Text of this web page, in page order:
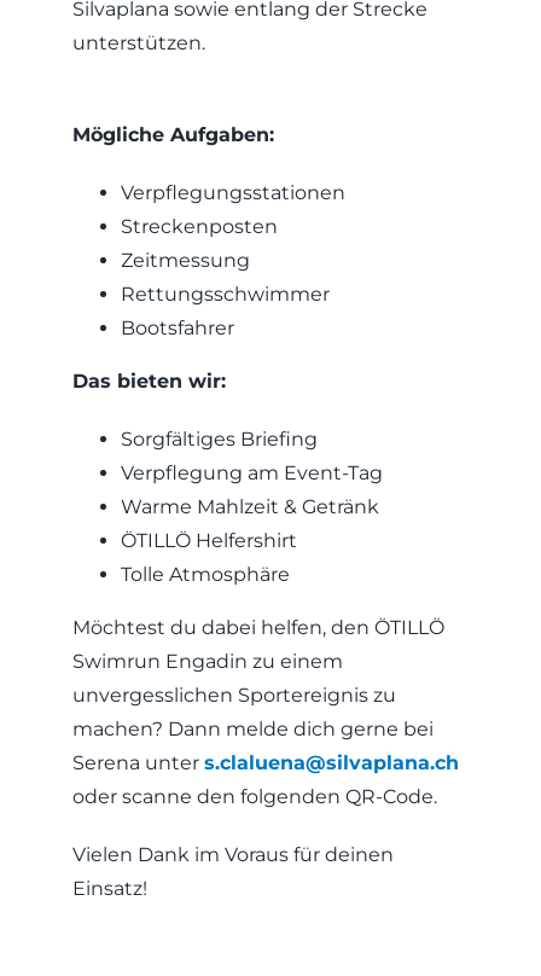
Silvaplana sowie entlang der Strecke
unterstützen.
Mögliche Aufgaben:
Verpflegungsstationen
Streckenposten
Zeitmessung
Rettungsschwimmer
Bootsfahrer
Das bieten wir:
Sorgfältiges Briefing
Verpflegung am Event-Tag
Warme Mahlzeit & Getränk
ÖTILLÖ Helfershirt
Tolle Atmosphäre
Möchtest du dabei helfen, den ÖTILLÖ
Swimrun Engadin zu einem
unvergesslichen Sportereignis zu
machen? Dann melde dich gerne bei
Serena unter s.claluena@silvaplana.ch
oder scanne den folgenden QR-Code.
Vielen Dank im Voraus für deinen
Einsatz!